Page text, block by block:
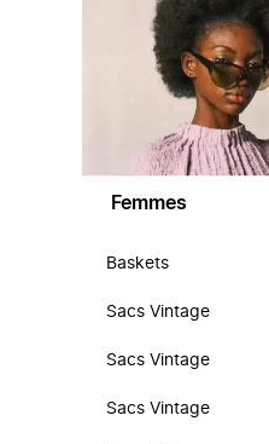
Femmes
Baskets
Sacs Vintage
Sacs Vintage
Sacs Vintage